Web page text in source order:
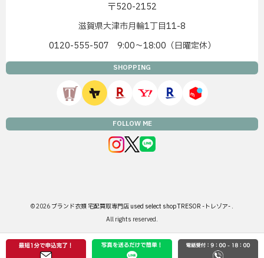
〒520-2152
滋賀県大津市月輪1丁目11-8
0120-555-507 9:00〜18:00（日曜定休）
SHOPPING
FOLLOW ME
© 2026 ブランド衣類 宅配買取専門店 used select shop TRESOR -トレゾア- .
All rights reserved.